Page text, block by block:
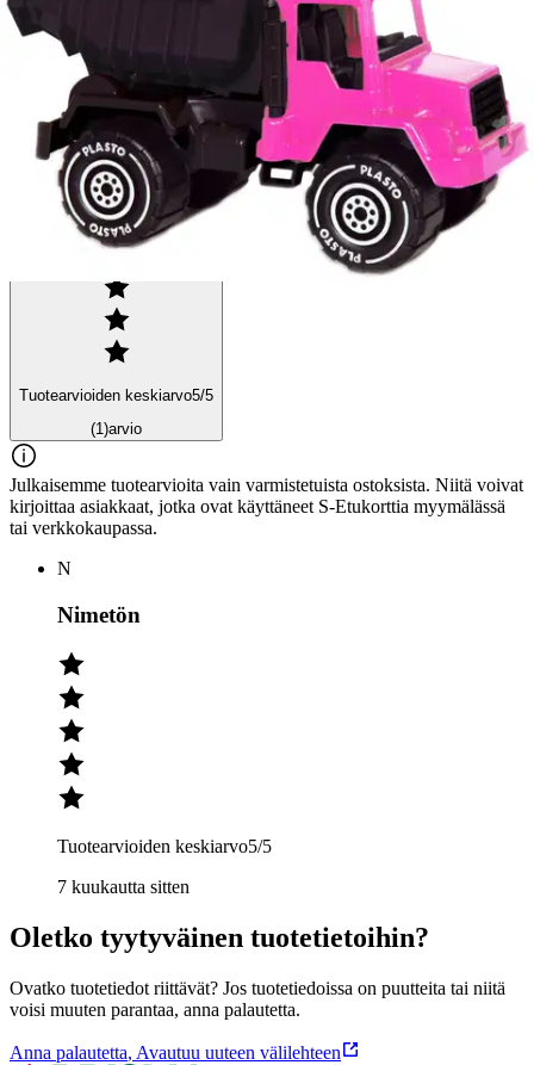
Ominaisuudet
Arviot
Tuotearvioiden keskiarvo5/5
(1)arvio
Julkaisemme tuotearvioita vain varmistetuista ostoksista. Niitä voivat
kirjoittaa asiakkaat, jotka ovat käyttäneet S-Etukorttia myymälässä
tai verkkokaupassa.
N
Nimetön
Tuotearvioiden keskiarvo5/5
7 kuukautta sitten
Oletko tyytyväinen tuotetietoihin?
Ovatko tuotetiedot riittävät? Jos tuotetiedoissa on puutteita tai niitä
voisi muuten parantaa, anna palautetta.
Anna palautetta, Avautuu uuteen välilehteen